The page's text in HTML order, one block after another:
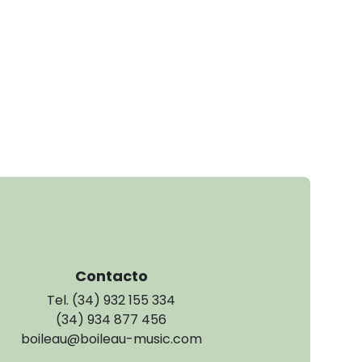
Contacto
Tel. (34) 932 155 334
(34) 934 877 456
boileau@boileau-music.com